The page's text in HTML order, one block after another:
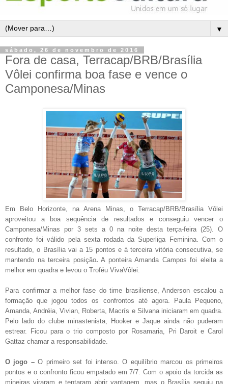
▼
sábado, 26 de novembro de 2016
Fora de casa, Terracap/BRB/Brasília
Vôlei confirma boa fase e vence o
Camponesa/Minas
Em Belo Horizonte, na Arena Minas, o Terracap/BRB/Brasília Vôlei
aproveitou a boa sequência de resultados e conseguiu vencer o
Camponesa/Minas por 3 sets a 0 na noite desta terça-feira (25). O
confronto foi válido pela sexta rodada da Superliga Feminina. Com o
resultado, o Brasília vai a 15 pontos e à terceira vitória consecutiva, se
mantendo na terceira posição. A ponteira Amanda Campos foi eleita a
melhor em quadra e levou o Troféu VivaVôlei.
Para confirmar a melhor fase do time brasiliense, Anderson escalou a
formação que jogou todos os confrontos até agora. Paula Pequeno,
Amanda, Andréia, Vivian, Roberta, Macrís e Silvana iniciaram em quadra.
Pelo lado do clube minastenista, Hooker e Jaque ainda não puderam
estrear. Ficou para o trio composto por Rosamaria, Pri Daroit e Carol
Gattaz chamar a responsabilidade.
O jogo –O primeiro set foi intenso. O equilíbrio marcou os primeiros
pontos e o confronto ficou empatado em 7/7. Com o apoio da torcida as
mineiras viraram e tentaram abrir vantagem, mas o Brasília seguiu na